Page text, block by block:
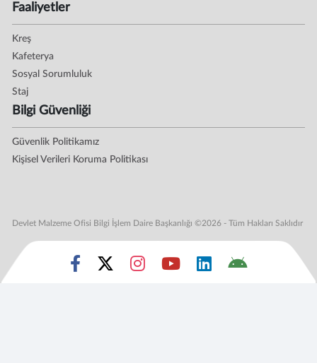
Faaliyetler
Kreş
Kafeterya
Sosyal Sorumluluk
Staj
Bilgi Güvenliği
Güvenlik Politikamız
Kişisel Verileri Koruma Politikası
Devlet Malzeme Ofisi Bilgi İşlem Daire Başkanlığı ©2026 - Tüm Hakları Saklıdır